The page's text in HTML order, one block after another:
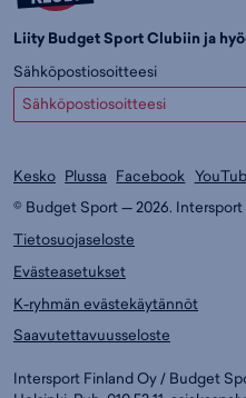
Liity Budget Sport Clubiin ja
Sähköpostiosoitteesi
Kesko Plussa Facebook
© Budget Sport — 2026.
Tietosuojaseloste
Evästeasetukset
K-ryhmän evästekäytännöt
Saavutettavuusseloste
Intersport Finland Oy / Budget